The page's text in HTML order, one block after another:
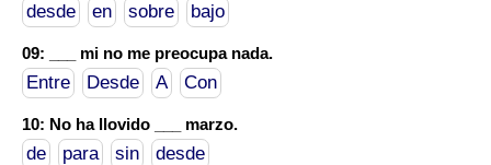
desde en sobre bajo
09: ___ mi no me preocupa nada.
Entre Desde A Con
10: No ha llovido ___ marzo.
de para sin desde